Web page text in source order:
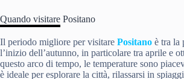
Quando visitare Positano
Il periodo migliore per visitare Positano è tra la
l’inizio dell’autunno, in particolare tra aprile e
questo arco di tempo, le temperature sono
è ideale per esplorare la città, rilassarsi in